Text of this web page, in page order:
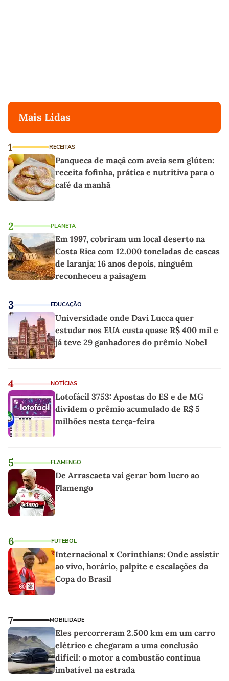
Mais Lidas
1 RECEITAS
Panqueca de maçã com aveia sem glúten:
receita fofinha, prática e nutritiva para o
café da manhã
2 PLANETA
Em 1997, cobriram um local deserto na
Costa Rica com 12.000 toneladas de cascas
de laranja; 16 anos depois, ninguém
reconheceu a paisagem
3 EDUCAÇÃO
Universidade onde Davi Lucca quer
estudar nos EUA custa quase R$ 400 mil e
já teve 29 ganhadores do prêmio Nobel
4 NOTÍCIAS
Lotofácil 3753: Apostas do ES e de MG
dividem o prêmio acumulado de R$ 5
milhões nesta terça-feira
5 FLAMENGO
De Arrascaeta vai gerar bom lucro ao
Flamengo
6 FUTEBOL
Internacional x Corinthians: Onde assistir
ao vivo, horário, palpite e escalações da
Copa do Brasil
7 MOBILIDADE
Eles percorreram 2.500 km em um carro
elétrico e chegaram a uma conclusão
difícil: o motor a combustão continua
imbatível na estrada